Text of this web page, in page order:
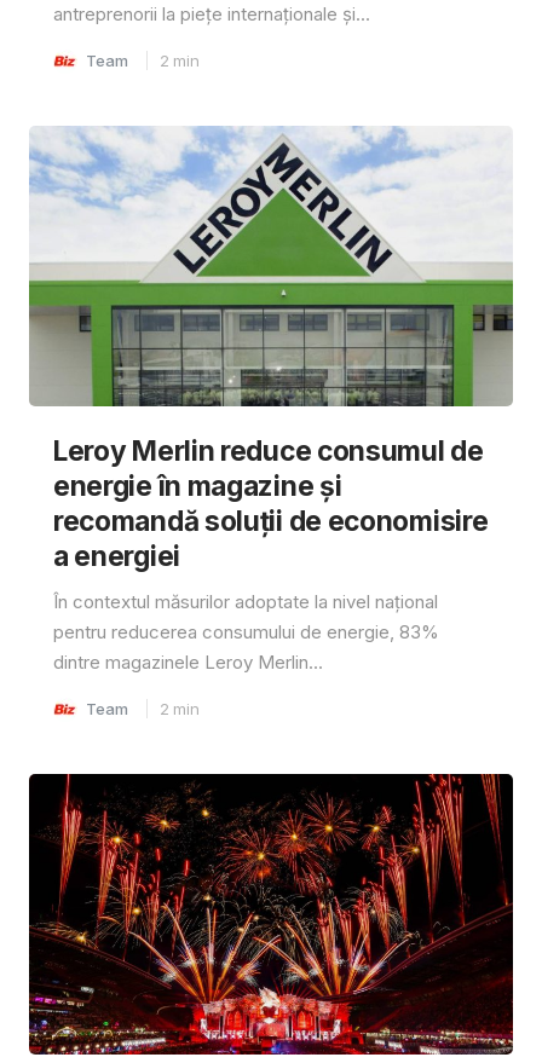
antreprenorii la piețe internaționale și...
Team 2 min
Leroy Merlin reduce consumul de
energie în magazine și
recomandă soluții de economisire
a energiei
În contextul măsurilor adoptate la nivel național
pentru reducerea consumului de energie, 83%
dintre magazinele Leroy Merlin...
Team 2 min